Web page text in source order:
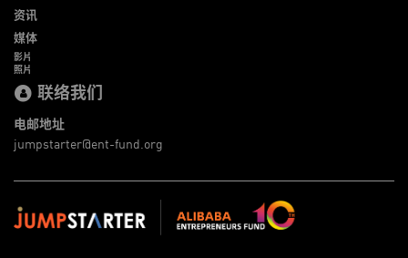
资讯
媒体
影片
照片
联络我们
电邮地址
jumpstarter@ent-fund.org